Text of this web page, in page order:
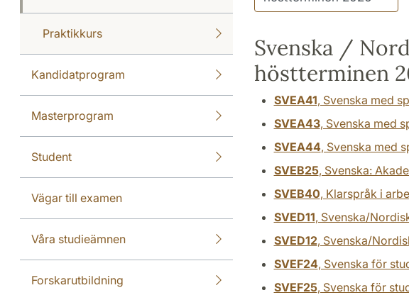
Praktikkurs
Kandidatprogram
Masterprogram
Student
Vägar till examen
Våra studieämnen
Forskarutbildning
Svenska /
höstterminen
SVEA41, Svenska med
SVEA43, Svenska med
SVEA44, Svenska med
SVEB25, Svenska:
SVEB40, Klarspråk i
SVED11, Svenska/
SVED12, Svenska/
SVEF24, Svenska för
SVEF25, Svenska för